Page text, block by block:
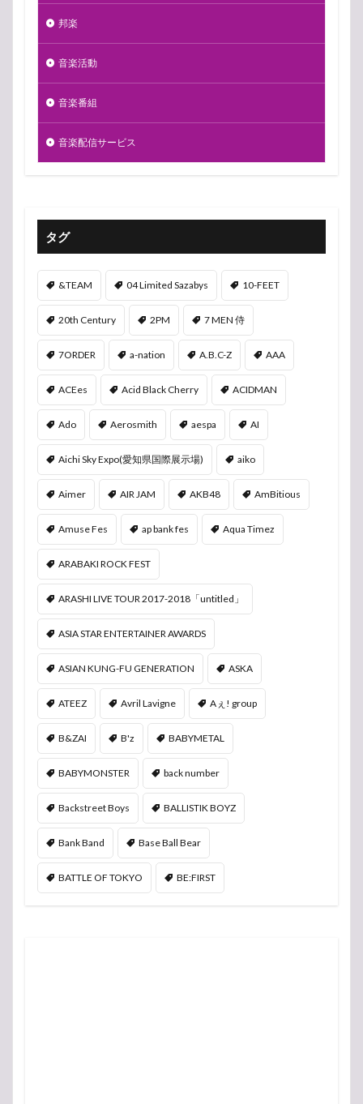
邦楽
音楽活動
音楽番組
音楽配信サービス
タグ
&TEAM 04 Limited Sazabys 10-FEET
20th Century 2PM 7 MEN 侍
7ORDER a-nation A.B.C-Z AAA
ACEes Acid Black Cherry ACIDMAN
Ado Aerosmith aespa AI
Aichi Sky Expo(愛知県国際展示場) aiko
Aimer AIR JAM AKB48 AmBitious
Amuse Fes ap bank fes Aqua Timez
ARABAKI ROCK FEST
ARASHI LIVE TOUR 2017-2018「untitled」
ASIA STAR ENTERTAINER AWARDS
ASIAN KUNG-FU GENERATION ASKA
ATEEZ Avril Lavigne Aぇ! group
B&ZAI B'z BABYMETAL
BABYMONSTER back number
Backstreet Boys BALLISTIK BOYZ
Bank Band Base Ball Bear
BATTLE OF TOKYO BE:FIRST